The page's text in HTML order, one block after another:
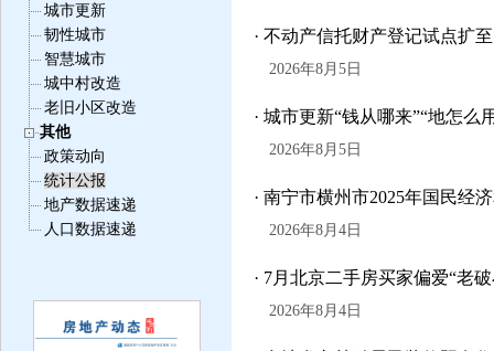
城市更新
韧性城市
智慧城市
城中村改造
老旧小区改造
其他
政策动向
统计公报
地产数据速递
人口数据速递
· 不动产信托财产登记试点扩
2026年8月5日
· 城市更新“钱从哪来”“地怎么
2026年8月5日
· 南宁市横州市2025年国民经
2026年8月4日
· 7月北京二手房买家偏爱“老
2026年8月4日